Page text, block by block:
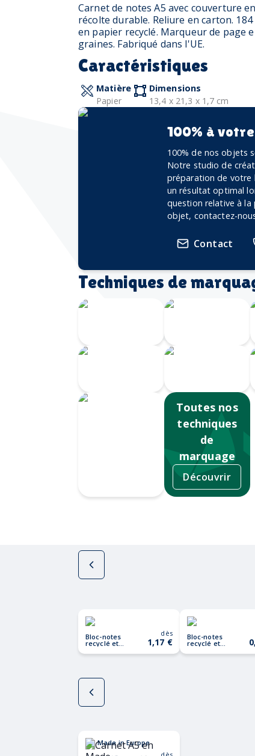
Carnet de notes A5 avec couverture
récolte durable. Reliure en carton.
en papier recyclé. Marqueur de page
graines. Fabriqué dans l'UE.
Caractéristiques
Matière
Papier
Dimensions
13,4 x 21,3 x 1,7 cm
100% à
100% de nos objets
Notre studio de
préparation de votre
un résultat optimal
question relative à
objet, contactez-
Contact
Techniques de
Toutes nos
techniques
de
marquage
Découvrir
Bloc-notes
recyclé et
stylo SONORA
PLUS
dès
1,17 € Bloc-notes
recyclé et
stylo SONORA
Made in Europe